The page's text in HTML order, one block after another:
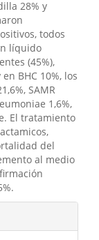
28% y
todos
líquido
(45%),
BHC 10%, los
SAMR
1,6%,
El tratamiento
del
al medio